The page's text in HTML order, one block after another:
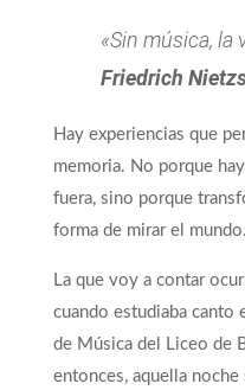
«Sin música, la
Friedrich
Hay experiencias que
memoria. No porque
fuera, sino porque
forma de mirar el mundo.
La que voy a contar
cuando estudiaba canto
de Música del Liceo de
entonces, aquella noche